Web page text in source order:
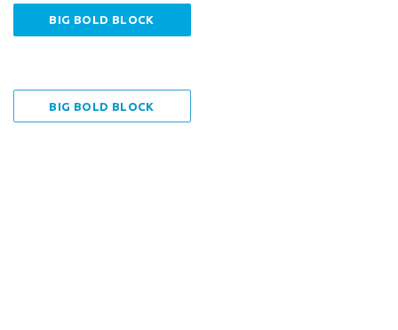
BIG BOLD BLOCK
BIG BOLD BLOCK